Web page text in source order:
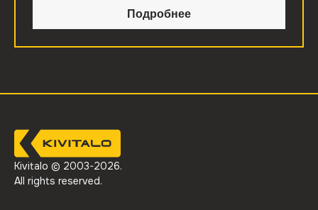
Подробнее
Kivitalo © 2003-2026.
All rights reserved.